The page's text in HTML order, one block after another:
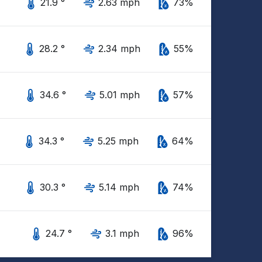
28.2 ° 2.34 mph 55%
34.6 ° 5.01 mph 57%
34.3 ° 5.25 mph 64%
30.3 ° 5.14 mph 74%
24.7 ° 3.1 mph 96%